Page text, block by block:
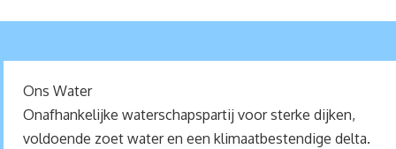
Ons Water
Onafhankelijke waterschapspartij voor sterke dijken,
voldoende zoet water en een klimaatbestendige delta.